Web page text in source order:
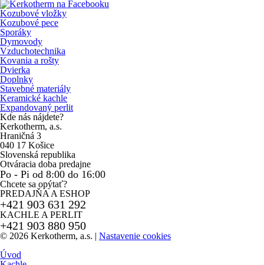
Kozubové vložky
Kozubové pece
Sporáky
Dymovody
Vzduchotechnika
Kovania a rošty
Dvierka
Doplnky
Stavebné materiály
Keramické kachle
Expandovaný perlit
Kde nás nájdete?
Kerkotherm, a.s.
Hraničná 3
040 17 Košice
Slovenská republika
Otváracia doba predajne
Po - Pi od 8:00 do 16:00
Chcete sa opýtať?
PREDAJŇA A ESHOP
+421 903 631 292
KACHLE A PERLIT
+421 903 880 950
© 2026 Kerkotherm, a.s. | Nastavenie cookies
Úvod